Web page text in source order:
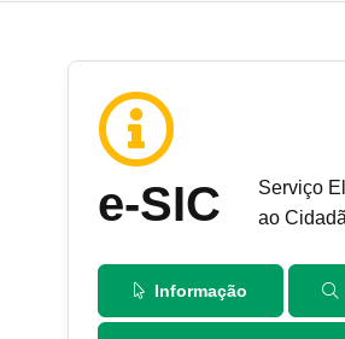
e-SIC
Serviço
ao
Informação